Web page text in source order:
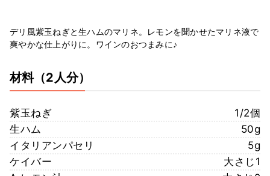
デリ風紫玉ねぎと生ハムのマリネ。レモンを聞かせたマリネ液で
爽やかな仕上がりに。ワインのおつまみに♪
材料（2人分）
紫玉ねぎ
1/2個
生ハム
50g
イタリアンパセリ
5g
ケイバー
大さじ1